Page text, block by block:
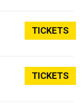
TICKETS
TICKETS